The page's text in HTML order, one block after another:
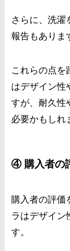
さらに、洗濯
報告もありま
これらの点を
はデザイン性
すが、耐久性
必要かもしれ
④ 購入者の
購入者の評価
ラはデザイン
す。